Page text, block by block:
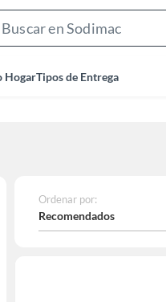
HogarTipos de Entrega
Ordenar por:
Recomendados